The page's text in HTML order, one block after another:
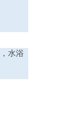
，水浴